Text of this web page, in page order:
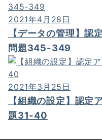
2021年4月28日
【データの管理】認
問題345-349
2021年3月25日
【組織の設定】認定
題31-40